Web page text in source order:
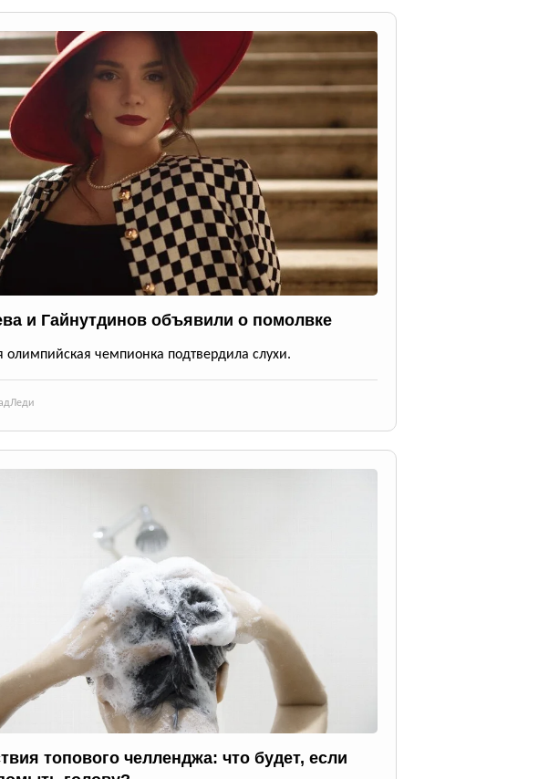
и Гайнутдинов объявили о помолвке
олимпийская чемпионка подтвердила слухи.
Леди
топового челленджа: что будет, если